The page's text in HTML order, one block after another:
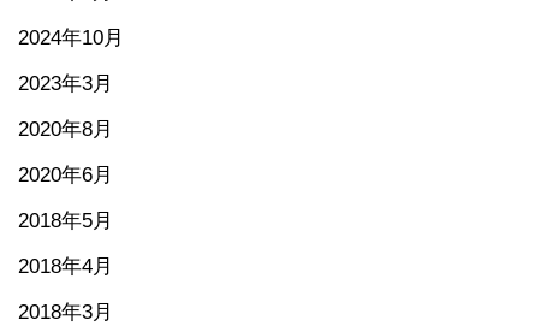
2024年10月
2023年3月
2020年8月
2020年6月
2018年5月
2018年4月
2018年3月